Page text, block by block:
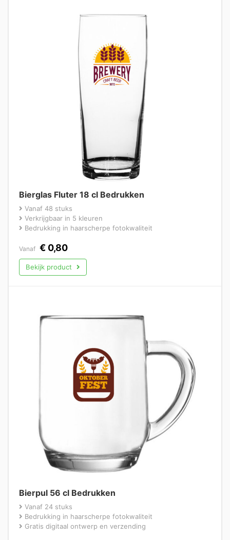
Bierglas Fluter 18 cl Bedrukken
Vanaf 48 stuks
Verkrijgbaar in 5 kleuren
Bedrukking in haarscherpe fotokwaliteit
Vanaf € 0,80
Bekijk product
Bierpul 56 cl Bedrukken
Vanaf 24 stuks
Bedrukking in haarscherpe fotokwaliteit
Gratis digitaal ontwerp en verzending